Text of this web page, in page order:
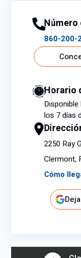
860-200-
Horario
los 7 días
2250 Ray
Clermont,
Cómo